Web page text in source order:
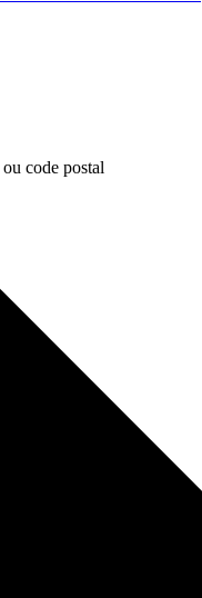
code postal